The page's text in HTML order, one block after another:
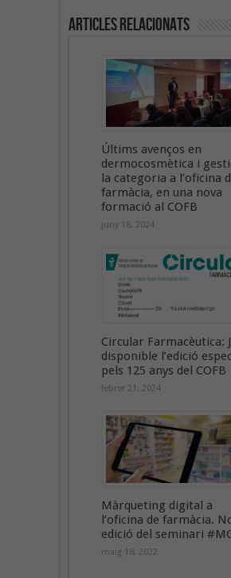
Articles Relacionats
Últims avenços en
dermocosmètica i
la categoria a l’oficina
farmàcia, en una nova
formació al COFB
juny 18, 2024
Circular Farmacèutica:
disponible l’edició
pels 125 anys del COFB
febrer 21, 2024
Màrqueting digital a
l’oficina de farmàcia.
edició del seminari
maig 18, 2022